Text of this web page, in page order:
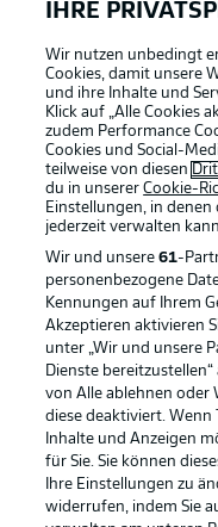
Sprachauswahl
Deutsch
Offizielle Partner
IHRE
Wir nutzen unbedingt
Cookies, damit unsere
und ihre Inhalte und
Klick auf „Alle Cookies
zudem Performance
Cookies und Social-
teilweise von diesen
du in unsererCookie-
Einstellungen, in
jederzeit verwalten
Wir und unsere61-
personenbezogene
Kennungen auf Ihrem
Akzeptieren aktivieren
unter „Wir und unsere
Dienste
von Alle ablehnen oder
diese deaktiviert. Wenn
Inhalte und Anzeigen
für Sie. Sie können
Ihre Einstellungen zu
widerrufen, indem Sie